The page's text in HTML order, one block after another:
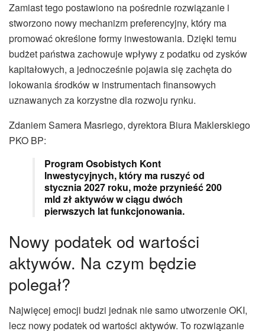
Zamiast tego postawiono na pośrednie rozwiązanie i
stworzono nowy mechanizm preferencyjny, który ma
promować określone formy inwestowania. Dzięki temu
budżet państwa zachowuje wpływy z podatku od zysków
kapitałowych, a jednocześnie pojawia się zachęta do
lokowania środków w instrumentach finansowych
uznawanych za korzystne dla rozwoju rynku.
Zdaniem Samera Masriego, dyrektora Biura Maklerskiego
PKO BP:
Program Osobistych Kont
Inwestycyjnych, który ma ruszyć od
stycznia 2027 roku, może przynieść 200
mld zł aktywów w ciągu dwóch
pierwszych lat funkcjonowania.
Nowy podatek od wartości
aktywów. Na czym będzie
polegał?
Najwięcej emocji budzi jednak nie samo utworzenie OKI,
lecz nowy podatek od wartości aktywów. To rozwiązanie